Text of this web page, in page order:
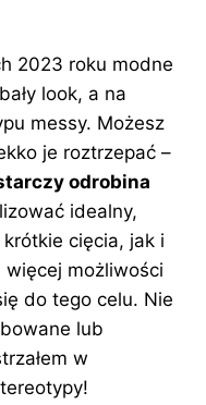
2023 roku modne
look, a na
messy. Możesz
je roztrzepać –
odrobina
idealny,
cięcia, jak i
możliwości
do tego celu. Nie
lub
w